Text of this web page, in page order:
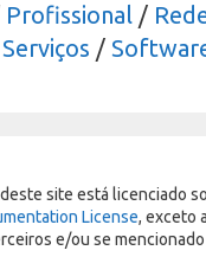
Profissional /
Serviços /
site está licenciado
License, exceto
e/ou se